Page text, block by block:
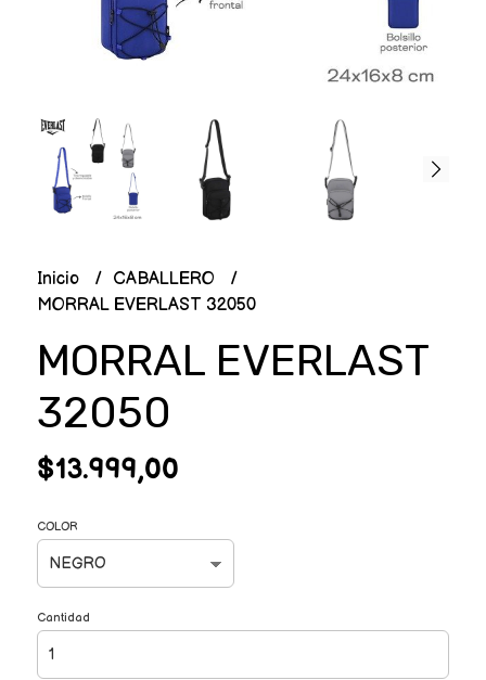
Inicio
CABALLERO
MORRAL EVERLAST 32050
MORRAL EVERLAST
32050
$13.999,00
COLOR
Cantidad